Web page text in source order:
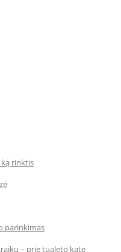
ką rinktis
parinkimas
– prie tualeto katę